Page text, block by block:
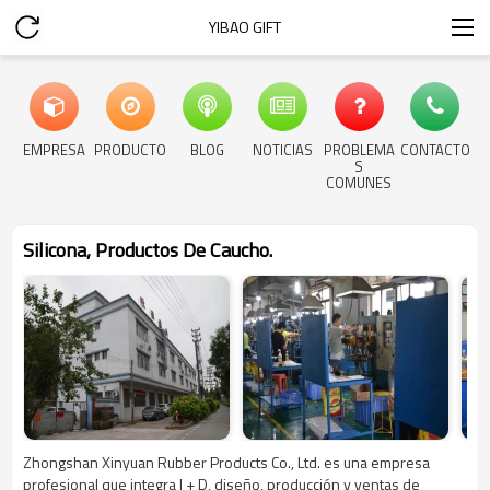
YIBAO GIFT
EMPRESA PRODUCTO BLOG NOTICIAS PROBLEMA
S
COMUNES
CONTACTO
Silicona, Productos De Caucho.
Zhongshan Xinyuan Rubber Products Co., Ltd. es una empresa
profesional que integra I + D, diseño, producción y ventas de